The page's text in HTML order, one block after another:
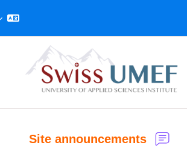
Site announcements